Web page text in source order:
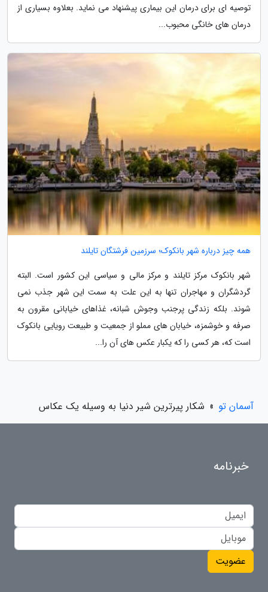
توصیه ای برای درمان این بیماری پیشنهاد می نماید. بعلاوه بسیاری از
درمان های خانگی محبوب...
همه چیز درباره شهر بانکوک؛ سرزمین فرشتگان تایلند
شهر بانکوک مرکز تایلند و مرکز مالی و سیاسی این کشور است. البته
گردشگران و مهاجران تنها به این علت به سمت این شهر جذب نمی
شوند. بلکه زندگی پرجنب وجوش شبانه، غذاهای خیابانی مقرون به
صرفه و خوشمزه، خیابان های مملو از جمعیت و طبیعت رویایی بانکوک
است که، هر کسی را که یکبار عکس های آن را...
آسمان تو » شکار پیرترین شیر دنیا به وسیله یک عکاس
خبرنامه
عضویت